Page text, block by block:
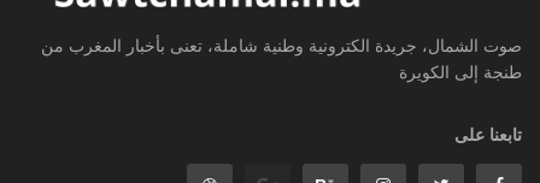
صوت الشمال، جريدة الكترونية وطنية شاملة، تعنى بأخبار المغرب من
طنجة إلى الكويرة
تابعنا على